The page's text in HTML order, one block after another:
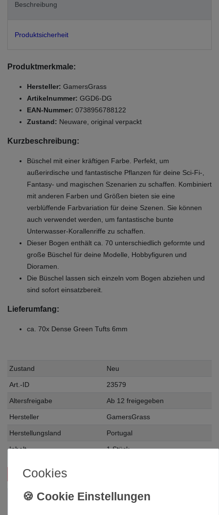
Beschreibung
Produktsicherheit
Produktmerkmale:
Hersteller: GamersGrass
Artikelnummer: GGD6-DG
EAN-Nummer: 0738956788122
Zustand: Neuware, original verpackt
Kurzbeschreibung:
Büschel mit einer kräftigen Farbe. Perfekt, um
außerirdische und fantastische Pflanzen für deine Sci-Fi-,
Fantasy- und magischen Szenarien zu schaffen. Kombiniert
mit anderen Farben und Größen bieten sie eine
verblüffende Farbvariation für deine Szenen. Sie können
auch verwendet werden, um fantastische bunte
Unterwasser-Korallenriffe zu schaffen.
Dieser Bogen enthält ca. 70 unterschiedlich geformte und
große Büschel für deine Modelle, Hobbyfiguren und
Dioramen.
Die Büschel lassen sich einzeln vom Bogen abziehen und
sind sofort einsatzbereit.
Lieferumfang:
ca. 70x Dense Green Tufts 6mm
Zustand Neu
Art.-ID 23579
Altersfreigabe Ab 12 freigegeben
Hersteller GamersGrass
Herstellungsland Portugal
Inhalt 1 Stück
Das passt zu diesem Produkt:
-5%
Cookies